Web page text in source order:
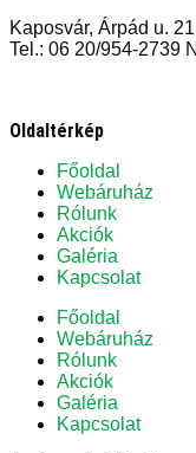
Kaposvár, Árpád u. 21
Tel.: 06 20/954-2739
Oldaltérkép
Főoldal
Webáruház
Rólunk
Akciók
Galéria
Kapcsolat
Főoldal
Webáruház
Rólunk
Akciók
Galéria
Kapcsolat